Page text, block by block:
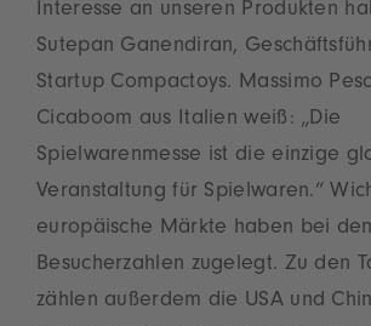
Interesse an unseren Produkten
Sutepan Ganendiran,
Startup Compactoys. Massimo
Cicaboom aus Italien weiß: „Die
Spielwarenmesse ist die einzige
Veranstaltung für Spielwaren.“
europäische Märkte haben bei den
Besucherzahlen zugelegt. Zu den
zählen außerdem die USA und